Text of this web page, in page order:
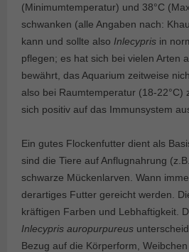
(Minimumtemperatur) und 38°C
schwanken (alle Angaben nach:
kann und sollte also Inlecypris in
pflegen; es hat sich bei vielen Arten
bewährt, das Aquarium zeitweise
also bei Raumtemperatur (18-22°C)
sich positiv auf das Immunsystem
Ein gutes Flockenfutter dient als
sind die Tiere auf Anflugnahrung
schwarze Mückenlarven. Wann
derartiges Futter gereicht werden.
kräftigen Farben und Lebhaftigkeit.
Inlecypris auropurpureus
Bezug auf die Körperform,